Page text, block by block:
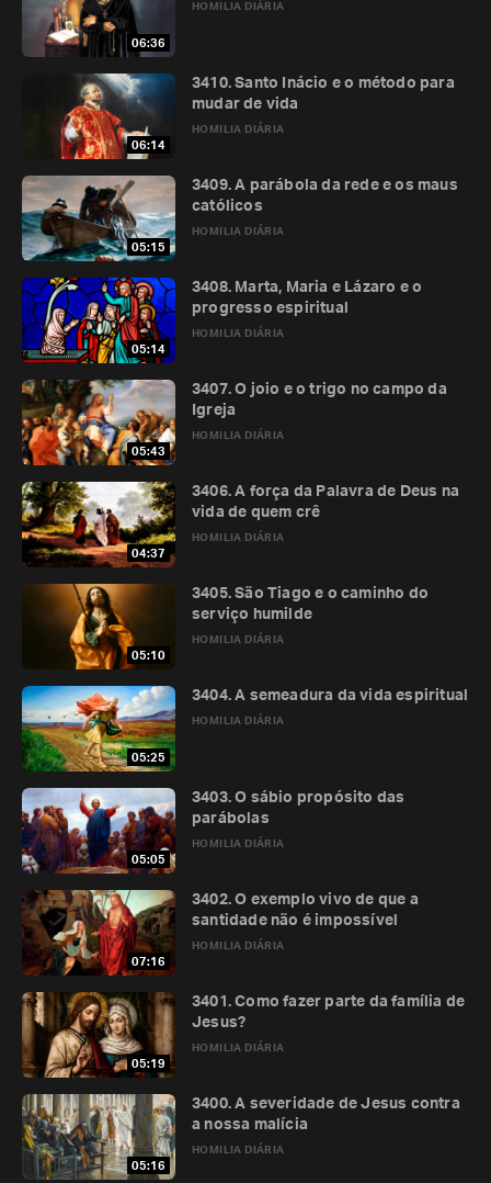
06:36
HOMILIA DIÁRIA
06:14
HOMILIA DIÁRIA
3410. Santo Inácio e o método para
mudar de vida
05:15
HOMILIA DIÁRIA
3409. A parábola da rede e os maus
católicos
05:14
HOMILIA DIÁRIA
3408. Marta, Maria e Lázaro e o
progresso espiritual
05:43
HOMILIA DIÁRIA
3407. O joio e o trigo no campo da
Igreja
04:37
HOMILIA DIÁRIA
3406. A força da Palavra de Deus na
vida de quem crê
05:10
HOMILIA DIÁRIA
3405. São Tiago e o caminho do
serviço humilde
05:25
HOMILIA DIÁRIA
3404. A semeadura da vida espiritual
05:05
HOMILIA DIÁRIA
3403. O sábio propósito das
parábolas
07:16
HOMILIA DIÁRIA
3402. O exemplo vivo de que a
santidade não é impossível
05:19
HOMILIA DIÁRIA
3401. Como fazer parte da família de
Jesus?
05:16
HOMILIA DIÁRIA
3400. A severidade de Jesus contra
a nossa malícia